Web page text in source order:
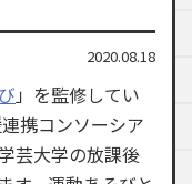
2020.08.18
」を監修してい
携コンソーシア
芸大学の放課後